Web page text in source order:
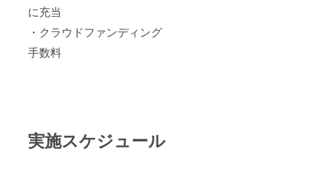
に充当
・クラウドファンディング
手数料
実施スケジュール